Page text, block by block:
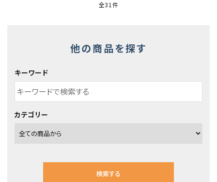
全31件
他の商品を探す
キーワード
カテゴリー
検索する